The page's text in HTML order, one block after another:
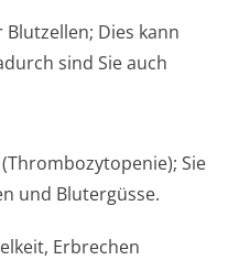
Dies kann
sind Sie auch
Sie
und Blutergüsse.
Erbrechen